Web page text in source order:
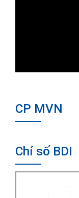
CP MVN
Chỉ số BDI